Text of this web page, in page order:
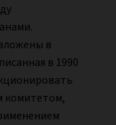
в
в 1990
комитетом,